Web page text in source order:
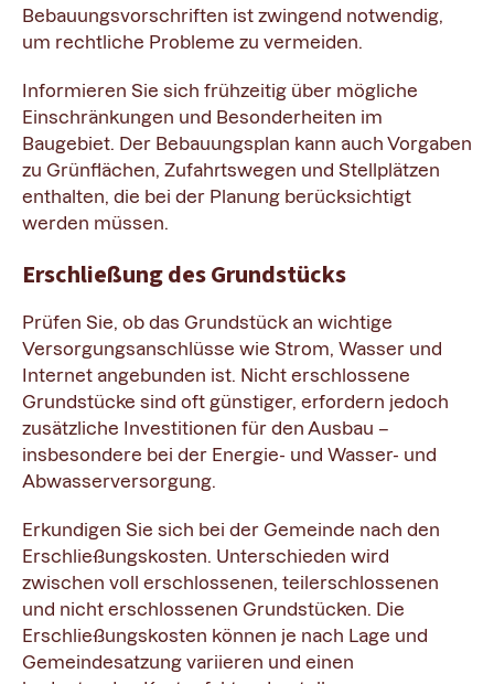
Bebauungsvorschriften ist zwingend notwendig,
um rechtliche Probleme zu vermeiden.
Informieren Sie sich frühzeitig über mögliche
Einschränkungen und Besonderheiten im
Baugebiet. Der Bebauungsplan kann auch Vorgaben
zu Grünflächen, Zufahrtswegen und Stellplätzen
enthalten, die bei der Planung berücksichtigt
werden müssen.
Erschließung des Grundstücks
Prüfen Sie, ob das Grundstück an wichtige
Versorgungsanschlüsse wie Strom, Wasser und
Internet angebunden ist. Nicht erschlossene
Grundstücke sind oft günstiger, erfordern jedoch
zusätzliche Investitionen für den Ausbau –
insbesondere bei der Energie- und Wasser- und
Abwasserversorgung.
Erkundigen Sie sich bei der Gemeinde nach den
Erschließungskosten. Unterschieden wird
zwischen voll erschlossenen, teilerschlossenen
und nicht erschlossenen Grundstücken. Die
Erschließungskosten können je nach Lage und
Gemeindesatzung variieren und einen